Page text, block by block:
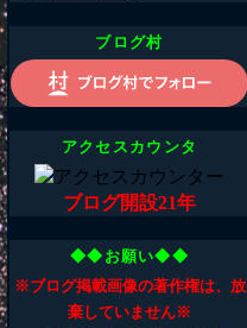
ブログ村
アクセスカウンタ
ブログ開設21年
◆◆お願い◆◆
※ブログ掲載画像の著作権は、放
棄していません※